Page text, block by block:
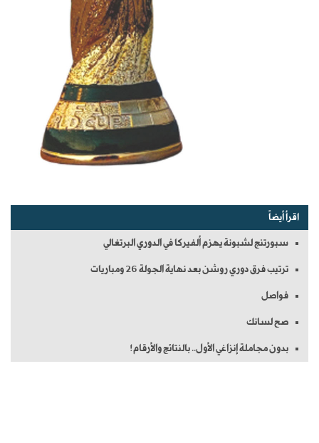
اقرأ أيضاً
سبورتنج لشبونة يهزم ألفيركا في الدوري البرتغالي
ترتيب فرق دوري روشن بعد نهاية الجولة 26 ومباريات
فواصل
صح لسانك
بدون مجاملة إنزاغي الأول.. بالنتائج والأرقام!